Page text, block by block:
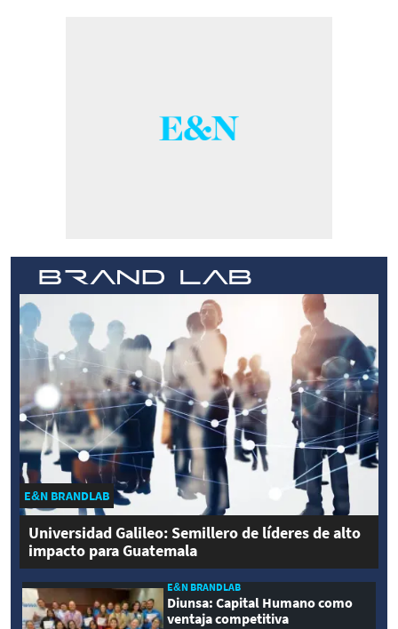
E&N BRANDLAB
Universidad Galileo: Semillero de líderes de alto
impacto para Guatemala
E&N BRANDLAB
Diunsa: Capital Humano como
ventaja competitiva